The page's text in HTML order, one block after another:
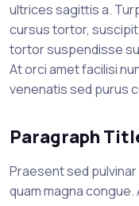
ultrices sagittis a.
cursus tortor,
tortor suspendisse
At orci amet facilisi
venenatis sed purus
Paragraph
Praesent sed
quam magna